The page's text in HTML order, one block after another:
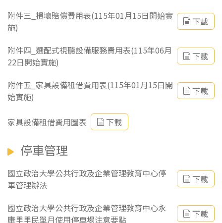
附件三_損壞賠償費用表(115年01月15日開始實
施)
下載
附件四_選配式視聽設備服務費用表(115年06月
22日開始實施)
下載
附件五_家具設備租借費用表(115年01月15日開
始實施)
下載
家具設備租借費用圖表 下載
停車管理
國立政治大學公共行政及企業管理教育中心停
車管理辦法
下載
國立政治大學公共行政及企業管理教育中心永
康里里民單月使用停車場注意要點
下載